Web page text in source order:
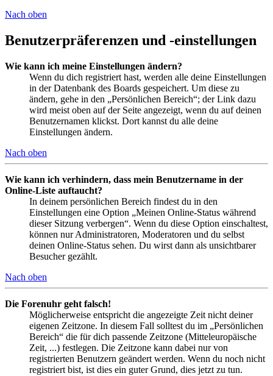
Nach oben
Benutzerpräferenzen und -einstellungen
Wie kann ich meine Einstellungen ändern?
Wenn du dich registriert hast, werden alle deine Einstellungen
in der Datenbank des Boards gespeichert. Um diese zu
ändern, gehe in den „Persönlichen Bereich“; der Link dazu
wird meist oben auf der Seite angezeigt, wenn du auf deinen
Benutzernamen klickst. Dort kannst du alle deine
Einstellungen ändern.
Nach oben
Wie kann ich verhindern, dass mein Benutzername in der
Online-Liste auftaucht?
In deinem persönlichen Bereich findest du in den
Einstellungen eine Option „Meinen Online-Status während
dieser Sitzung verbergen“. Wenn du diese Option einschaltest,
können nur Administratoren, Moderatoren und du selbst
deinen Online-Status sehen. Du wirst dann als unsichtbarer
Besucher gezählt.
Nach oben
Die Forenuhr geht falsch!
Möglicherweise entspricht die angezeigte Zeit nicht deiner
eigenen Zeitzone. In diesem Fall solltest du im „Persönlichen
Bereich“ die für dich passende Zeitzone (Mitteleuropäische
Zeit, ...) festlegen. Die Zeitzone kann dabei nur von
registrierten Benutzern geändert werden. Wenn du noch nicht
registriert bist, ist dies ein guter Grund, dies jetzt zu tun.